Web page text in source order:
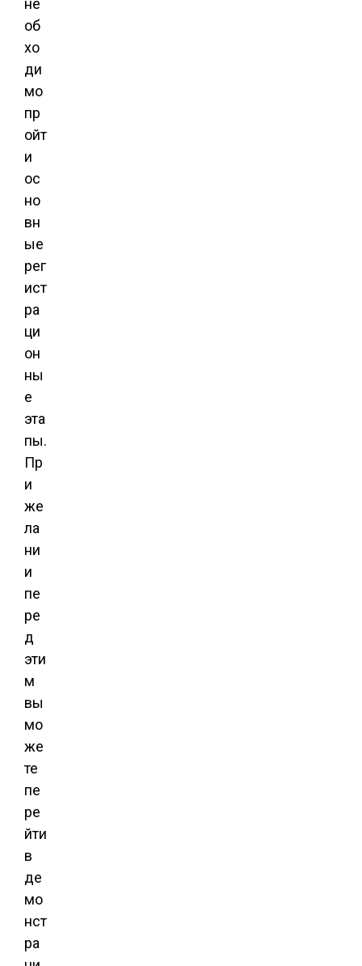
об
хо
ди
мо
пр
ойт
и
ос
но
вн
ые
рег
ист
ра
ци
он
ны
е
эта
пы.
Пр
и
же
ла
ни
и
пе
ре
д
эти
м
вы
мо
же
те
пе
ре
йти
в
де
мо
нст
ра